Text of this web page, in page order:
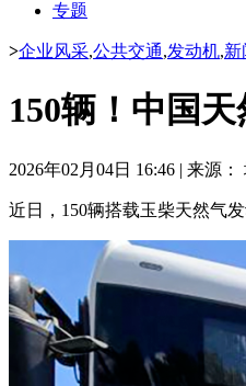
专题
>企业风采,公共交通,发动机,新
150辆！中国
2026年02月04日 16:46 | 来源：
近日，150辆搭载玉柴天然气